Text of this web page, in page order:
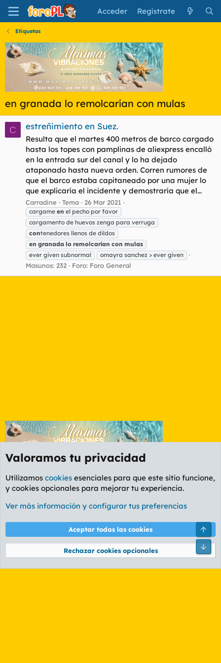
Acceder Regístrate
Etiquetas
en granada lo remolcarían con mulas
C estreñimiento en Suez.
Resulta que el martes 400 metros de barco cargado
hasta los topes con pamplinas de aliexpress encalló
en la entrada sur del canal y lo ha dejado
ataponado hasta nueva orden. Corren rumores de
que el barco estaba capitaneado por una mujer lo
que explicaría el incidente y demostraría que el...
Carradine Tema 26 Mar 2021
cargame en el pecho por favor
cargamento de huevos zenga para verruga
contenedores llenos de dildos
en granada lo remolcarían con mulas
ever given subnormal
omayra sanchez > ever given
Masunos: 232 Foro: Foro General
Etiquetas
Cookies
PL OLDSTYLE AMARILLO
Términos y reglas Política de privacidad Ayuda
Community platform by XenForo® © 2010-2026 XenForo Ltd.
Valoramos tu privacidad
Utilizamos cookies esenciales para que este sitio funcione,
y cookies opcionales para mejorar tu experiencia.
Ver más información y configurar tus preferencias
Aceptar todas las cookies
Rechazar cookies opcionales
Pie